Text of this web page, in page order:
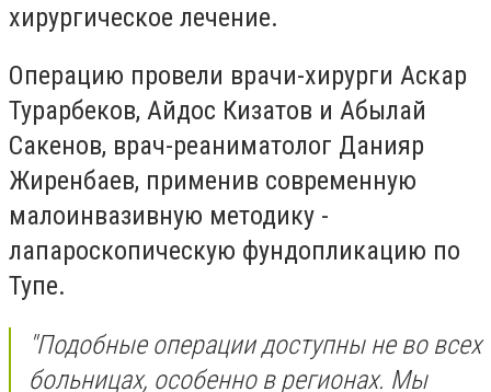
хирургическое лечение.
Операцию провели врачи-хирурги Аскар
Турарбеков, Айдос Кизатов и Абылай
Сакенов, врач-реаниматолог Данияр
Жиренбаев, применив современную
малоинвазивную методику -
лапароскопическую фундопликацию по
Тупе.
"Подобные операции доступны не во всех
больницах, особенно в регионах. Мы